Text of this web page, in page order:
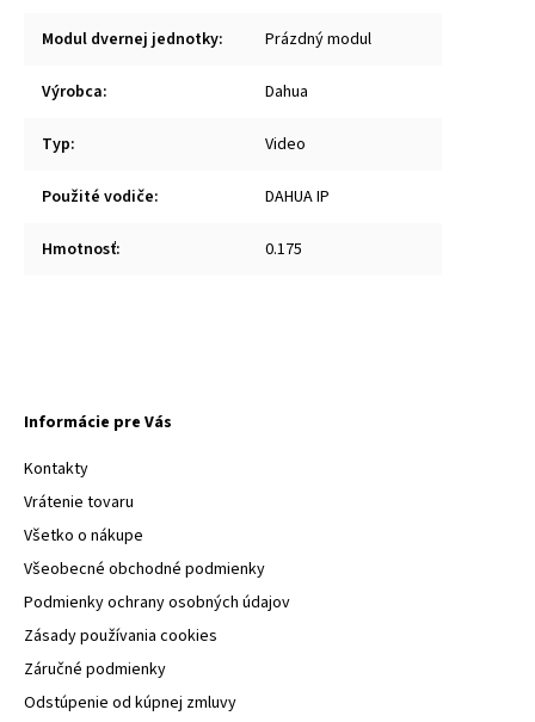
Modul dvernej jednotky: Prázdný modul
Výrobca: Dahua
Typ: Video
Použité vodiče: DAHUA IP
Hmotnosť: 0.175
Informácie pre Vás
Kontakty
Vrátenie tovaru
Všetko o nákupe
Všeobecné obchodné podmienky
Podmienky ochrany osobných údajov
Zásady používania cookies
Záručné podmienky
Odstúpenie od kúpnej zmluvy